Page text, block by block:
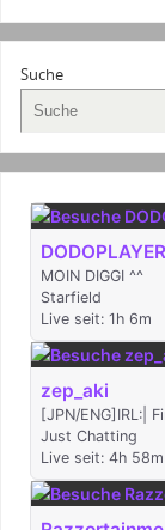
Suche